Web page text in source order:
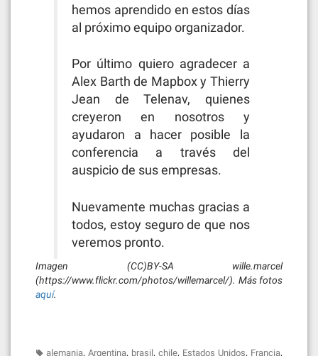
hemos aprendido en estos días
al próximo equipo organizador.
Por último quiero agradecer a
Alex Barth de Mapbox y Thierry
Jean de Telenav, quienes
creyeron en nosotros y
ayudaron a hacer posible la
conferencia a través del
auspicio de sus empresas.
Nuevamente muchas gracias a
todos, estoy seguro de que nos
veremos pronto.
Imagen (CC)BY-SA wille.marcel
(https://www.flickr.com/photos/willemarcel/). Más fotos
aquí.
alemania, Argentina, brasil, chile, Estados Unidos, Francia,